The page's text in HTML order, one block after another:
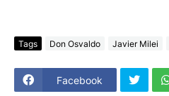
Tags Don Osvaldo Javier Milei
Facebook